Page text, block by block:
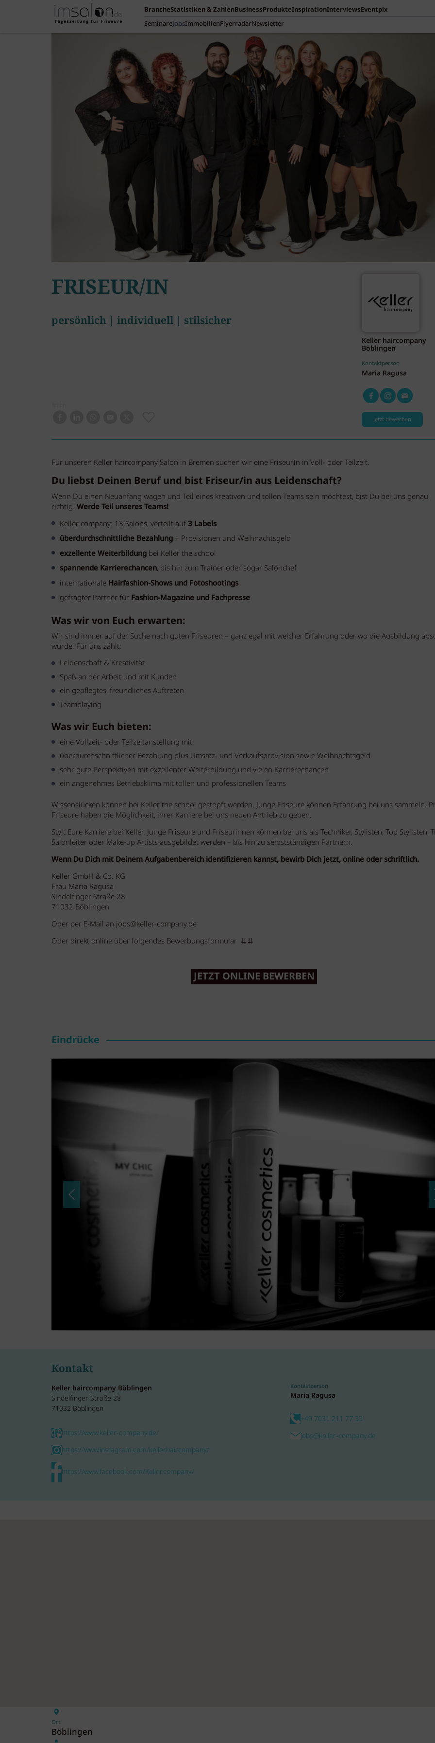
BrancheStatistiken & ZahlenBusinessProdukteInspirationInterviewsEventpix
SeminareJobsImmobilienFlyerradarNewsletter
FRISEUR/IN
persönlich | individuell | stilsicher
Keller haircompany
Böblingen
Kontaktperson
Maria Ragusa
Jetzt bewerben
Für unseren Keller haircompany Salon in Bremen suchen wir eine FriseurIn in Voll- oder Teilzeit.
Du liebst Deinen Beruf und bist Friseur/in aus Leidenschaft?
Wenn Du einen Neuanfang wagen und Teil eines kreativen und tollen Teams sein möchtest, bist Du bei uns genau
richtig. Werde Teil unseres Teams!
Keller company: 13 Salons, verteilt auf3 Labels
überdurchschnittliche Bezahlung + Provisionen und Weihnachtsgeld
exzellente Weiterbildung bei Keller the school
spannende Karrierechancen, bis hin zum Trainer oder sogar Salonchef
internationale Hairfashion-Shows und Fotoshootings
gefragter Partner für Fashion-Magazine und Fachpresse
Was wir von Euch erwarten:
Wir sind immer auf der Suche nach guten Friseuren – ganz egal mit welcher Erfahrung oder wo die Ausbildung
wurde. Für uns zählt:
Leidenschaft & Kreativität
Spaß an der Arbeit und mit Kunden
ein gepflegtes, freundliches Auftreten
Teamplaying
Was wir Euch bieten:
eine Vollzeit- oder Teilzeitanstellung mit
überdurchschnittlicher Bezahlung plus Umsatz- und Verkaufsprovision sowie Weihnachtsgeld
sehr gute Perspektiven mit exzellenter Weiterbildung und vielen Karrierechancen
ein angenehmes Betriebsklima mit tollen und professionellen Teams
Wissenslücken können bei Keller the school gestopft werden. Junge Friseure können Erfahrung bei uns sammeln.
Friseure haben die Möglichkeit, ihrer Karriere bei uns neuen Antrieb zu geben.
Stylt Eure Karriere bei Keller. Junge Friseure und Friseurinnen können bei uns als Techniker, Stylisten, Top Stylisten,
Salonleiter oder Make-up Artists ausgebildet werden – bis hin zu selbstständigen Partnern.
Wenn Du Dich mit Deinem Aufgabenbereich identifizieren kannst, bewirb Dich jetzt, online oder schriftlich.
Keller GmbH & Co. KG
Frau Maria Ragusa
Sindelfinger Straße 28
71032 Böblingen
Oder per E-Mail an jobs@keller-company.de
Oder direkt online über folgendes Bewerbungsformular ⇊⇊
JETZT ONLINE BEWERBEN
Eindrücke
Kontakt
Keller haircompany Böblingen
Sindelfinger Straße 28
71032 Böblingen
https://www.keller-company.de/
https://www.instagram.com/kellerhaircompany/
https://www.facebook.com/Keller.company/
Kontaktperson
Maria Ragusa
+49 7031 211 77 33
jobs@keller-company.de
Ort
Böblingen